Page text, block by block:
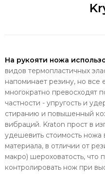
На рукояти ножа
видов термопластичных
напоминает резину, но все
многократно превосходят
частности - упругость и
стиранию и повышенный
вибраций. Kraton прост в
удешевить стоимость ножа
материала, в отличии от
макро) шероховатость, что
контролировать нож при